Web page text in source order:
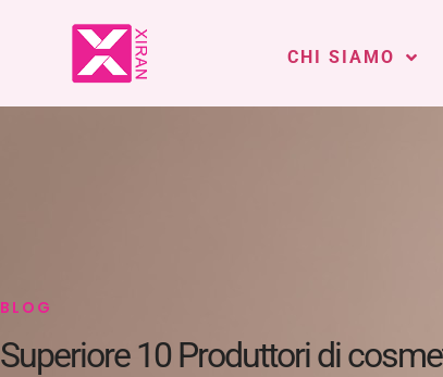
CHI SIAMO
BLOG
Superiore 10 Produttori di